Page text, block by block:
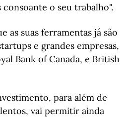
o seu trabalho".
as suas ferramentas já são
e grandes empresas,
Bank of Canada, e British
para além de
vai permitir ainda